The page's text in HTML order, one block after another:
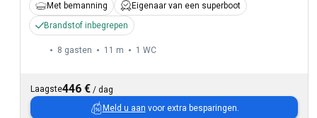
Met bemanning
Eigenaar van een superboot
Brandstof inbegrepen
8 gasten 11 m 1 WC
Laagste446 € / dag
Meld u aan voor extra besparingen.